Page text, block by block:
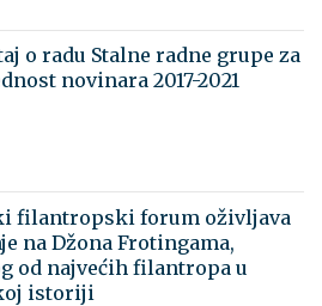
o radu Stalne radne grupe za
novinara 2017-2021
filantropski forum oživljava
na Džona Frotingama,
od najvećih filantropa u
istoriji